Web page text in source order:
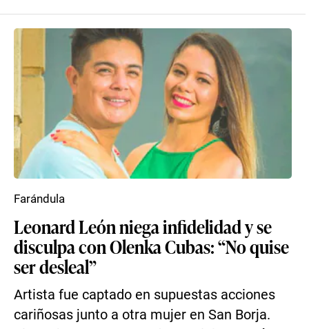
Leonard León niega infidelidad y se
disculpa con Olenka Cubas: “No quise
ser desleal”
Artista fue captado en supuestas acciones
cariñosas junto a otra mujer en San Borja.
Farándula